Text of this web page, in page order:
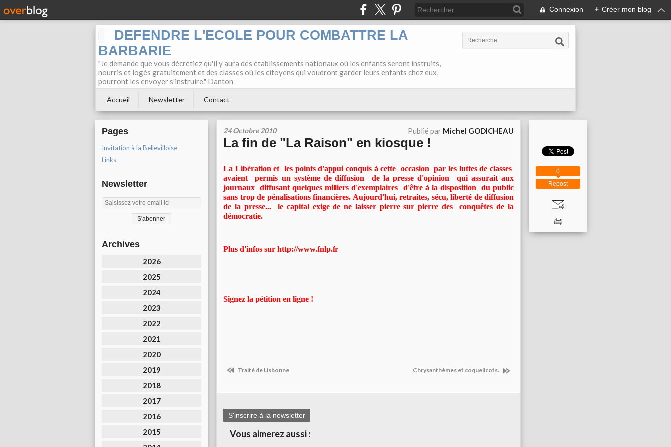
Connexion + Créer mon blog
DEFENDRE L'ECOLE POUR COMBATTRE LA
BARBARIE
"Je demande que vous décrétiez qu'il y aura des établissements nationaux où les enfants seront instruits,
nourris et logés gratuitement et des classes où les citoyens qui voudront garder leurs enfants chez eux,
pourront les envoyer s'instruire." Danton
Accueil Newsletter Contact
Pages
Invitation à la Bellevilloise
Links
Newsletter
Archives
2026
2025
2024
2023
2022
2021
2020
2019
2018
2017
2016
2015
24 Octobre 2010 Publié par Michel GODICHEAU
La fin de "La Raison" en kiosque !
La Libération et les points d'appui conquis à cette occasion par les luttes de classes
avaient permis un système de diffusion de la presse d'opinion qui assurait aux
journaux diffusant quelques milliers d'exemplaires d'être à la disposition du public
sans trop de pénalisations financières. Aujourd'hui, retraites, sécu, liberté de diffusion
de la presse... le capital exige de ne laisser pierre sur pierre des conquêtes de la
démocratie.
Plus d'infos sur http://www.fnlp.fr
Signez la pétition en ligne !
Traité de Lisbonne Chrysanthèmes et coquelicots.
S'inscrire à la newsletter
Vous aimerez aussi :
Repost
0